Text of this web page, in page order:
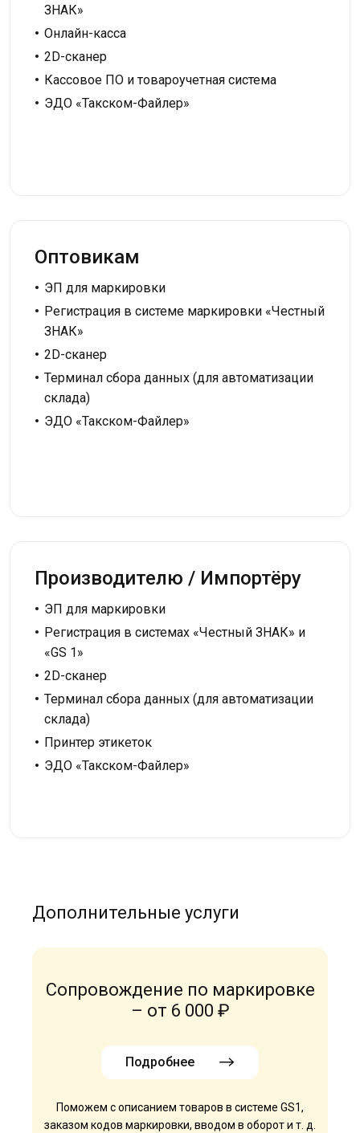
ЗНАК»
Онлайн-касса
2D-сканер
Кассовое ПО и товароучетная система
ЭДО «Такском-Файлер»
Оптовикам
ЭП для маркировки
Регистрация в системе маркировки «Честный
ЗНАК»
2D-сканер
Терминал сбора данных (для автоматизации
склада)
ЭДО «Такском-Файлер»
Производителю / Импортёру
ЭП для маркировки
Регистрация в системах «Честный ЗНАК» и
«GS 1»
2D-сканер
Терминал сбора данных (для автоматизации
склада)
Принтер этикеток
ЭДО «Такском-Файлер»
Дополнительные услуги
Сопровождение по маркировке
– от 6 000 ₽
Подробнее
Поможем с описанием товаров в системе GS1,
заказом кодов маркировки, вводом в оборот и т. д.